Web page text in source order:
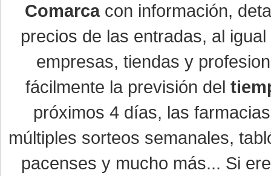
Comarcacon información,
precios de las entradas, al
empresas, tiendas y
fácilmente la previsión del
próximos 4 días, las
múltiples sorteos semanales,
pacenses y mucho más... Si